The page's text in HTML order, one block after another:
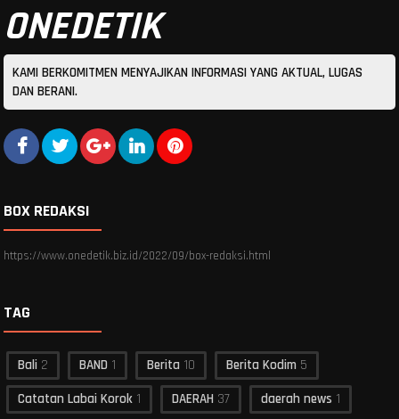
ONEDETIK
KAMI BERKOMITMEN MENYAJIKAN INFORMASI YANG AKTUAL, LUGAS
DAN BERANI.
BOX REDAKSI
https://www.onedetik.biz.id/2022/09/box-redaksi.html
TAG
Bali 2 BAND 1 Berita 10 Berita Kodim 5
Catatan Labai Korok 1 DAERAH 37 daerah news 1